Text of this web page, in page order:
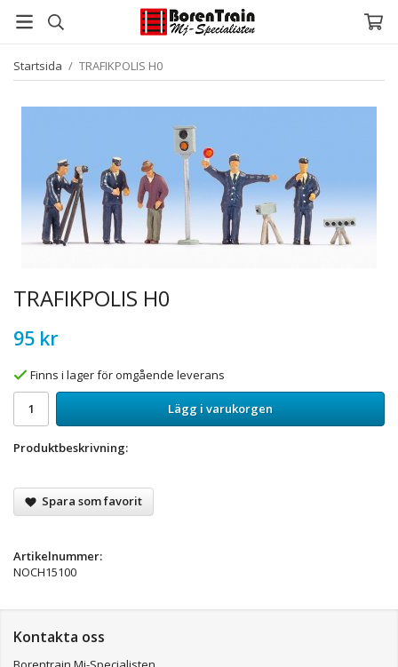
Startsida / TRAFIKPOLIS H0
TRAFIKPOLIS H0
95 kr
Finns i lager för omgående leverans
Lägg i varukorgen
Produktbeskrivning:
Spara som favorit
Artikelnummer:
NOCH15100
Kontakta oss